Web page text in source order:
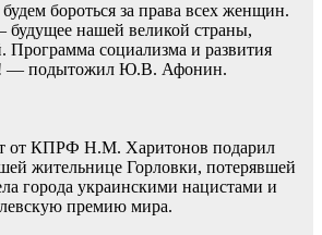
бороться за права всех женщин.
будущее нашей великой страны,
Программа социализма и развития
— подытожил Ю.В. Афонин.
от КПРФ Н.М. Харитонов подарил
жительнице Горловки, потерявшей
города украинскими нацистами и
премию мира.